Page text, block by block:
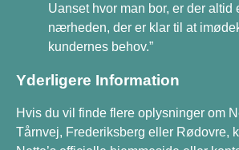
Uanset hvor man bor, er der altid
nærheden, der er klar til at
kundernes behov.”
Yderligere Information
Hvis du vil finde flere oplysninger om
Tårnvej, Frederiksberg eller Rødovre,